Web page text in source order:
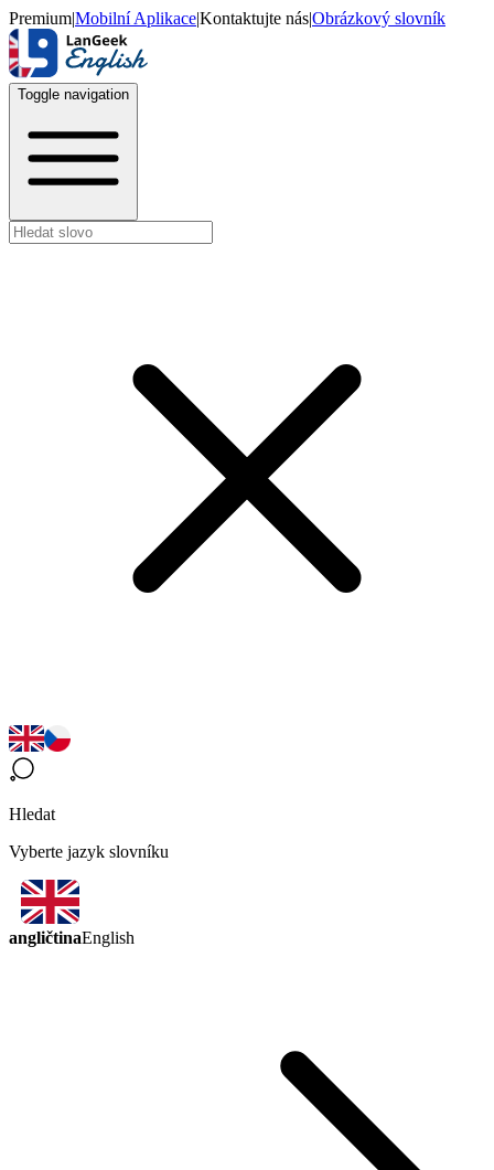
Premium|Mobilní Aplikace|Kontaktujte nás|Obrázkový slovník
Toggle navigation
Hledat
Vyberte jazyk slovníku
angličtinaEnglish